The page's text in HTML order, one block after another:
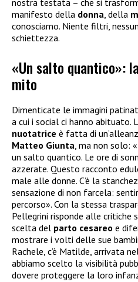
manifesto della donna , della
conosciamo. Niente filtri,
schiettezza.
«Un salto quantico»:
mito
Dimenticate le immagini
a cui i social ci hanno abituato.
nuotatrice è fatta di
Matteo Giunta, ma non solo:
un salto quantico. Le ore di
azzerate. Questo racconto
male alle donne. C’è la
sensazione di non farcela:
percorso». Con la stessa
Pellegrini risponde alle critiche
scelta del parto cesareo e
mostrare i volti delle sue
Rachele, c’è Matilde, arrivata
abbiamo scelto la visibilità
dovere proteggere la loro